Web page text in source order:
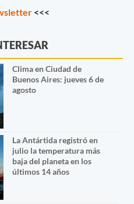
<<<
Clima en Ciudad de
Buenos Aires: jueves 6 de
agosto
La Antártida registró en
julio la temperatura más
baja del planeta en los
últimos 14 años